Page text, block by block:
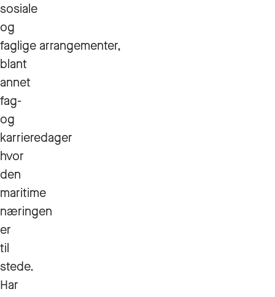
sosiale
og
faglige arrangementer,
blant
annet
fag-
og
karrieredager
hvor
den
maritime
næringen
er
til
stede.
Har